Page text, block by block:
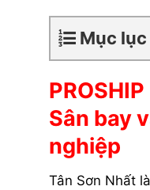
Mục
Sân bay
nghiệp
Tân Sơn Nhất